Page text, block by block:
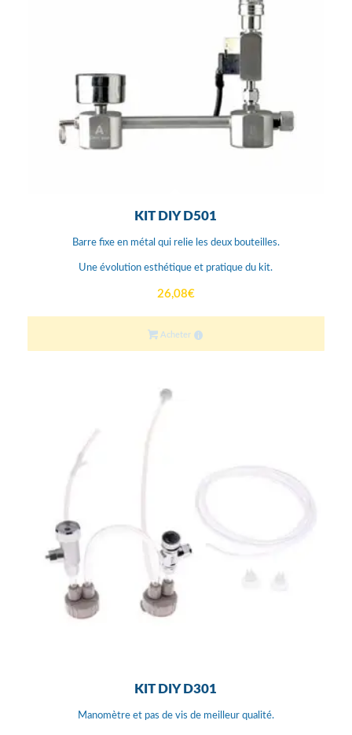
KIT DIY D501
Barre fixe en métal qui relie les deux bouteilles.
Une évolution esthétique et pratique du kit.
26,08€
Acheter
KIT DIY D301
Manomètre et pas de vis de meilleur qualité.